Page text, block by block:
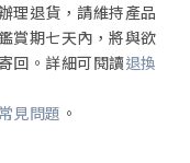
理退貨，請維持產品
賞期七天內，將與欲
回。詳細可閱讀退換
見問題 。